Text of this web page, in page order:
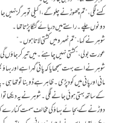
کہنے لگی، “تم چھوڑنے چلو گے، اکیلی تو ہرگز
دونوں چلے۔ راستے میں دریائے گنگا پڑتا تھا۔
شوہر نے کہا، “تم ٹھہرو میں کشتی لاتا ہوں۔”
عورت بولی، “کشتی نہیں چاہئے۔ میں تیر کر جاؤں
شوہر نے اسے بہت سمجھایا کہ پانی گہرا ہے
مانی اور پانی میں کود پڑی۔ ظاہر ہے ڈوبنا تو تھا
کے ساتھ بہتی ہوئی جانے لگی۔ شوہر نے یہ
دوڑنے کے بجائے بہاؤ کی مخالف سمت کنارے